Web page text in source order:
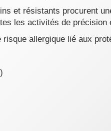
et résistants procurent
les activités de
allergique lié aux